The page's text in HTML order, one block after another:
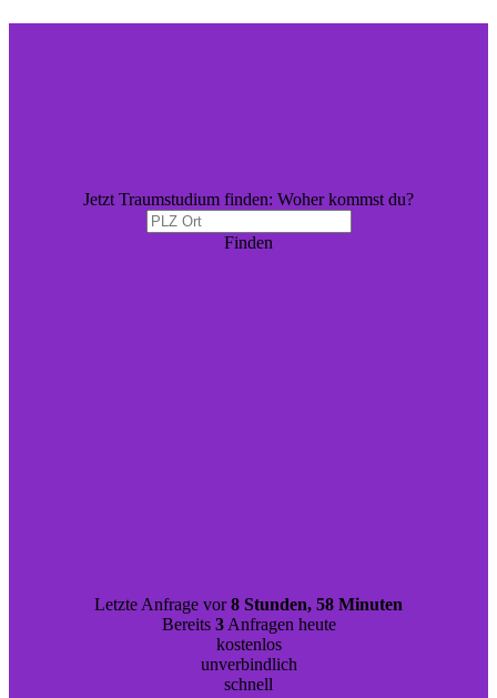
Jetzt Traumstudium finden: Woher kommst du?
Finden
Letzte Anfrage vor8 Stunden, 58 Minuten
Bereits 3Anfragen heute
kostenlos
unverbindlich
schnell